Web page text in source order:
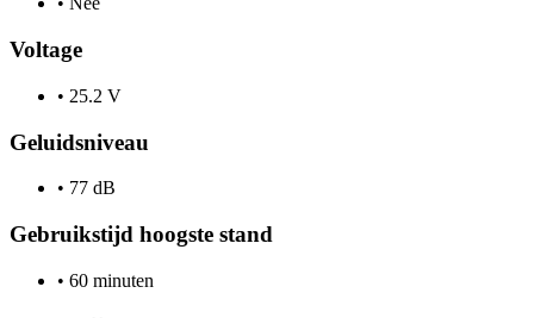
Voltage
• 25.2 V
Geluidsniveau
• 77 dB
Gebruikstijd hoogste stand
• 60 minuten